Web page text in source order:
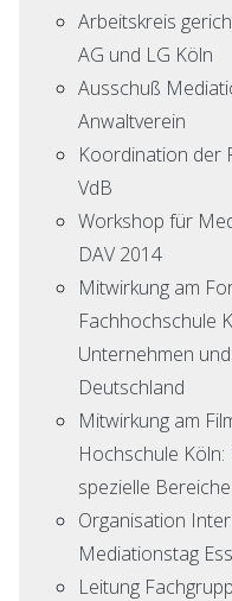
Arbeitskreis
AG und LG Köln
Ausschuß
Anwaltverein
Koordination der
VdB
Workshop für
DAV 2014
Mitwirkung am
Fachhochschule
Unternehmen
Deutschland
Mitwirkung am
Hochschule
spezielle Bereiche
Organisation
Mediationstag
Leitung